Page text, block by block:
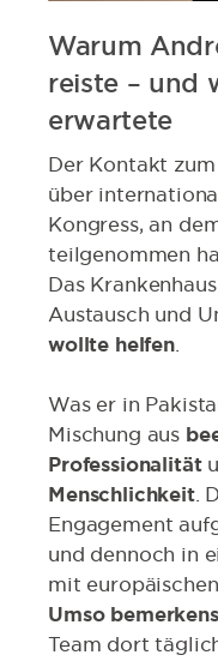
Warum
reiste – und
erwartete
Der Kontakt
über
Kongress, an
teilgenommen
Das
Austausch und
wollte helfen.
Was er in
Mischung aus
Professionalität
Menschlichkeit.
Engagement
und dennoch in
mit
Umso
Team dort